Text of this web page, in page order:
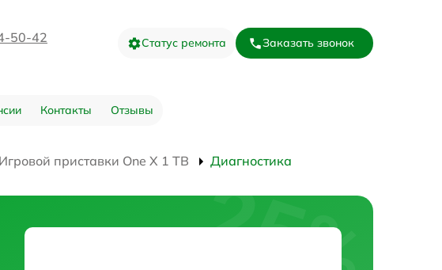
50-42 Статус ремонта Заказать звонок
Контакты Отзывы
приставки One X 1 TB Диагностика